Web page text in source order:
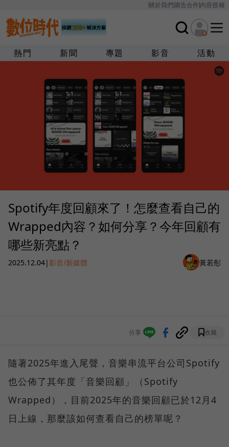
關於我們廣告合作內容授權
熱門 新聞 專題 影音 活動
Spotify年度回顧來了！怎麼查看自己的
Wrapped內容？如何分享？今年回顧有
哪些新亮點？
2025.12.04| 影音/新媒體 黃若彤
分享 收藏
隨著2025年進入尾聲，音樂串流平台公司Spotify
也公佈了其年度「音樂回顧」（Spotify
Wrapped），目前2025年的音樂回顧已於12月4
日上線，那麼該如何查看自己的榜單呢？